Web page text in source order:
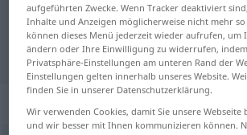
"Krankheit" Norwegisch
Übersetzung
„Krankheit“ : Femininum
aufgeführten Zwecke. Wenn Tracker deaktiviert
Inhalte und Anzeigen möglicherweise nicht mehr
können dieses Menü jederzeit wieder aufrufen, um
ändern oder Ihre Einwilligung zu widerrufen,
Privatsphäre-Einstellungen am unteren Rand der
Einstellungen gelten innerhalb unseres Website.
finden Sie in unserer Datenschutzerklärung.
Wir verwenden Cookies, damit Sie unsere Webseite
und wir besser mit Ihnen kommunizieren können.